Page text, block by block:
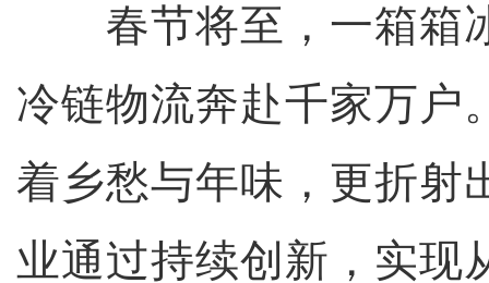
春节将至，一箱箱
冷链物流奔赴千家万户
着乡愁与年味，更折射
业通过持续创新，实现